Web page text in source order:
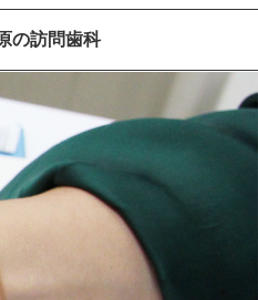
の訪問歯科